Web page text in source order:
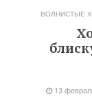
ВОЛНИСТЫЕ
13